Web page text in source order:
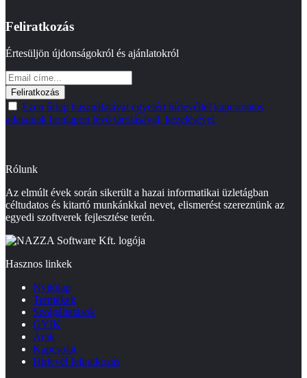
Feliratkozás
Értesüljön újdonságokról és ajánlatokról
Ezen űrlap használatával egyetért hírlevéllel kapcsolatos
adatainak honlapon lévő tárolásával, kezelésével.
Rólunk
Az elmúlt évek során sikerült a hazai informatikai üzletágban
céltudatos és kitartó munkánkkal nevet, elismerést szereznünk az
egyedi szoftverek fejlesztése terén.
Hasznos linkek
Nyitólap
Termékek
Szolgáltatások
GYIK
Árak
Kapcsolat
Hírlevél feliratkozás